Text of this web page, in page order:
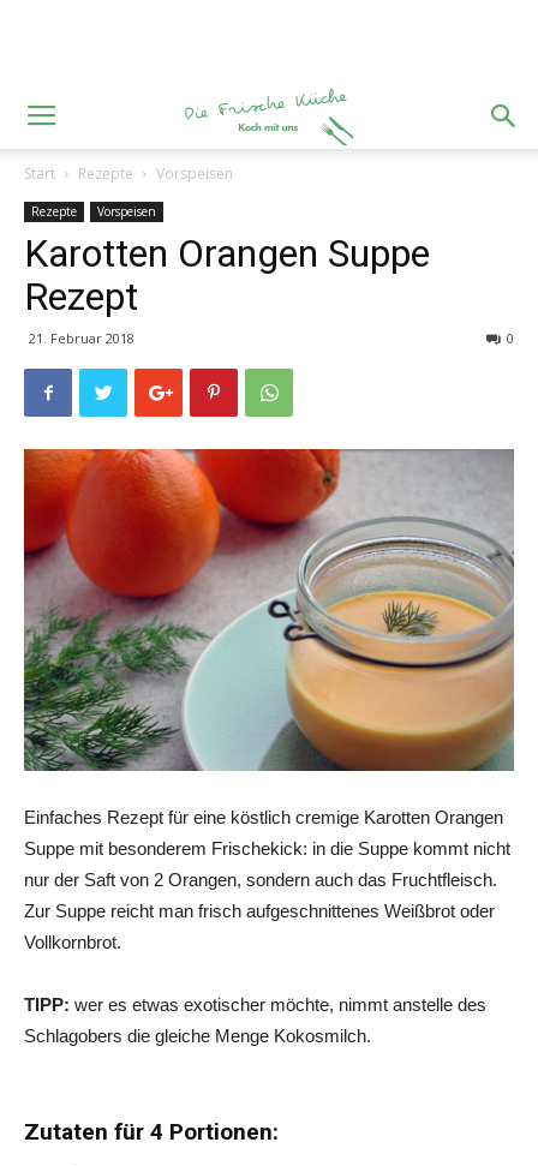
Start Rezepte Vorspeisen
Rezepte Vorspeisen
Karotten Orangen Suppe
Rezept
21. Februar 2018 0
Einfaches Rezept für eine köstlich cremige Karotten Orangen
Suppe mit besonderem Frischekick: in die Suppe kommt nicht
nur der Saft von 2 Orangen, sondern auch das Fruchtfleisch.
Zur Suppe reicht man frisch aufgeschnittenes Weißbrot oder
Vollkornbrot.
TIPP: wer es etwas exotischer möchte, nimmt anstelle des
Schlagobers die gleiche Menge Kokosmilch.
Zutaten für 4 Portionen: